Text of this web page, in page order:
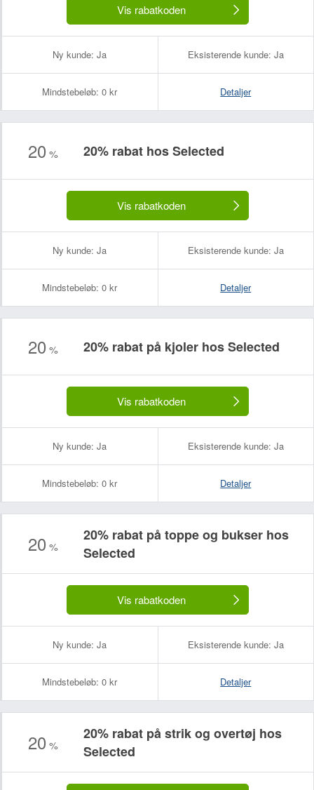
Vis rabatkoden
Ny kunde: Ja Eksisterende kunde: Ja
Mindstebeløb: 0 kr Detaljer
20 % 20% rabat hos Selected
Vis rabatkoden
Ny kunde: Ja Eksisterende kunde: Ja
Mindstebeløb: 0 kr Detaljer
20 % 20% rabat på kjoler hos Selected
Vis rabatkoden
Ny kunde: Ja Eksisterende kunde: Ja
Mindstebeløb: 0 kr Detaljer
20 %
20% rabat på toppe og bukser hos
Selected
Vis rabatkoden
Ny kunde: Ja Eksisterende kunde: Ja
Mindstebeløb: 0 kr Detaljer
20 %
20% rabat på strik og overtøj hos
Selected